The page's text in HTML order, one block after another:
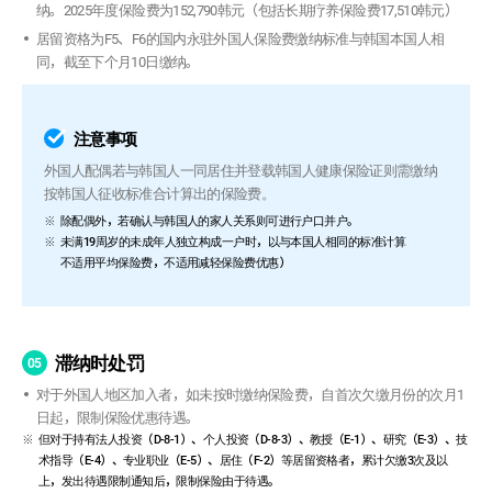
纳。2025年度保险费为152,790韩元（包括长期疗养保险费17,510韩元）
居留资格为F5、F6的国内永驻外国人保险费缴纳标准与韩国本国人相
同，截至下个月10日缴纳。
注意事项
外国人配偶若与韩国人一同居住并登载韩国人健康保险证则需缴纳
按韩国人征收标准合计算出的保险费。
除配偶外，若确认与韩国人的家人关系则可进行户口并户。
未满19周岁的未成年人独立构成一户时，以与本国人相同的标准计算
不适用平均保险费，不适用减轻保险费优惠）
05 滞纳时处罚
对于外国人地区加入者，如未按时缴纳保险费，自首次欠缴月份的次月1
日起，限制保险优惠待遇。
但对于持有法人投资（D-8-1）、个人投资（D-8-3）、教授（E-1）、研究（E-3）、技
术指导（E-4）、专业职业（E-5）、居住（F-2）等居留资格者，累计欠缴3次及以
上，发出待遇限制通知后，限制保险由于待遇。